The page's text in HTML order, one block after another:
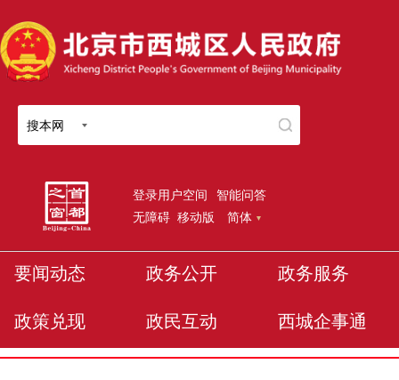
搜本网
登录用户空间 智能问答
无障碍 移动版 简体
要闻动态 政务公开 政务服务
政策兑现 政民互动 西城企事通